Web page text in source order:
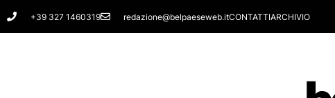
Vai
al
+39 327 1460319 redazione@belpaeseweb.itCONTATTIARCHIVIO